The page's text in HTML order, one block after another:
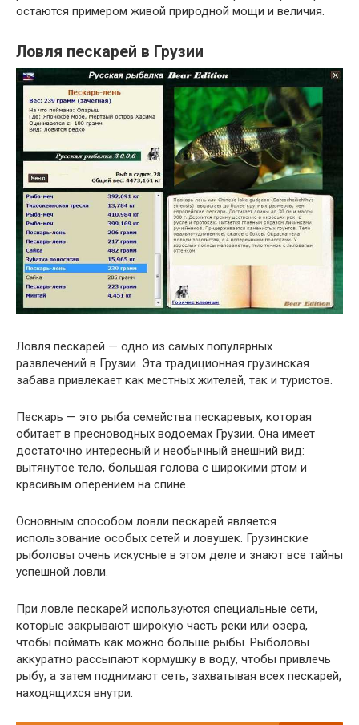
остаются примером живой природной мощи и величия.
Ловля пескарей в Грузии
Ловля пескарей — одно из самых популярных
развлечений в Грузии. Эта традиционная грузинская
забава привлекает как местных жителей, так и туристов.
Пескарь — это рыба семейства пескаревых, которая
обитает в пресноводных водоемах Грузии. Она имеет
достаточно интересный и необычный внешний вид:
вытянутое тело, большая голова с широкими ртом и
красивым оперением на спине.
Основным способом ловли пескарей является
использование особых сетей и ловушек. Грузинские
рыболовы очень искусные в этом деле и знают все тайны
успешной ловли.
При ловле пескарей используются специальные сети,
которые закрывают широкую часть реки или озера,
чтобы поймать как можно больше рыбы. Рыболовы
аккуратно рассыпают кормушку в воду, чтобы привлечь
рыбу, а затем поднимают сеть, захватывая всех пескарей,
находящихся внутри.